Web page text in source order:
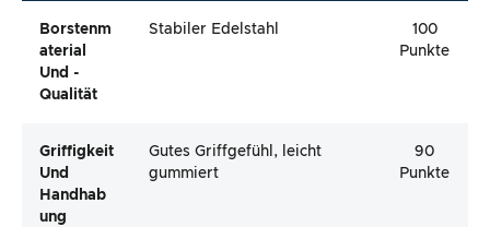
Borstenm
Aterial
Und -
Qualität
Stabiler Edelstahl
100
Punkte
Griffigkeit
Und
Handhab
Ung
Gutes Griffgefühl, leicht
gummiert
90
Punkte